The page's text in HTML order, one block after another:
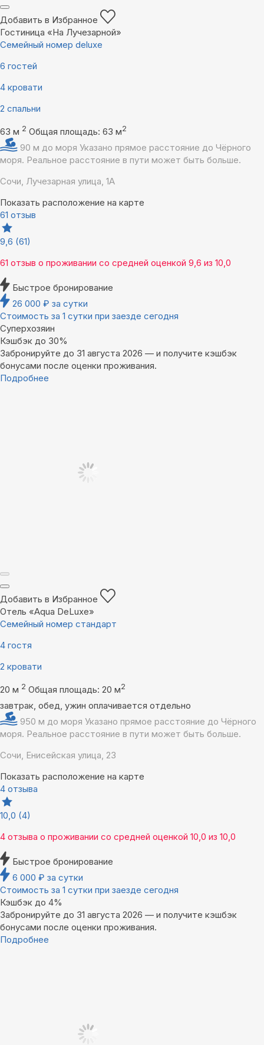
Добавить в Избранное
Гостиница «На Лучезарной»
Семейный номер deluxe
6 гостей
4 кровати
2 спальни
63 м 2 Общая площадь: 63 м2
90 м до моря Указано прямое расстояние до Чёрного
моря. Реальное расстояние в пути может быть больше.
Сочи, Лучезарная улица, 1А
Показать расположение на карте
61 отзыв
9,6 (61)
61 отзыв о проживании со средней оценкой 9,6 из 10,0
Быстрое бронирование
26 000 ₽ за сутки
Стоимость за 1 сутки при заезде сегодня
Суперхозяин
Кэшбэк до 30%
Забронируйте до 31 августа 2026 — и получите кэшбэк
бонусами после оценки проживания.
Подробнее
Добавить в Избранное
Отель «Aqua DeLuxe»
Семейный номер стандарт
4 гостя
2 кровати
20 м 2 Общая площадь: 20 м2
завтрак, обед, ужин оплачивается отдельно
950 м до моря Указано прямое расстояние до Чёрного
моря. Реальное расстояние в пути может быть больше.
Сочи, Енисейская улица, 23
Показать расположение на карте
4 отзыва
10,0 (4)
4 отзыва о проживании со средней оценкой 10,0 из 10,0
Быстрое бронирование
6 000 ₽ за сутки
Стоимость за 1 сутки при заезде сегодня
Кэшбэк до 4%
Забронируйте до 31 августа 2026 — и получите кэшбэк
бонусами после оценки проживания.
Подробнее